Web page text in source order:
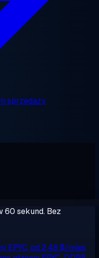
sprzedaży
60 sekund. Bez
EPYC, od 2,48 $/mies